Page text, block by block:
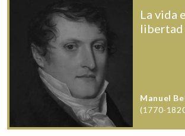
La vida
libertad
Manuel
(1770-